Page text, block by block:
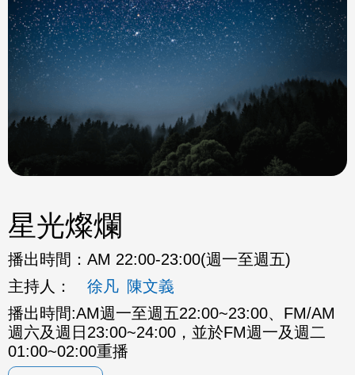
星光燦爛
播出時間： AM 22:00-23:00(週一至週五)
主持人：
徐凡 陳文義
播出時間:AM週一至週五22:00~23:00、FM/AM
週六及週日23:00~24:00，並於FM週一及週二
01:00~02:00重播